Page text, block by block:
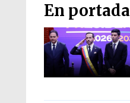
En portada